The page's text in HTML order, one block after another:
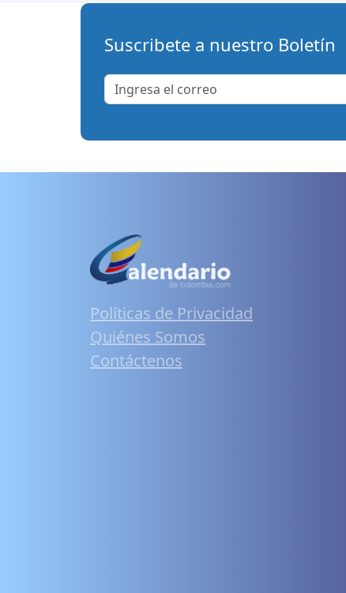
Suscribete a nuestro Boletín
Políticas de Privacidad
Quiénes Somos
Contáctenos